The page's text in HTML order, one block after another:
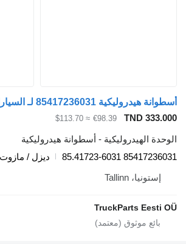
TND
€98.39
≈ $113.70
الهيدروليكية - أسطوانة هيدروليكية
85417236031
ديزل / مازوت
إستونيا، Tallinn
TruckParts Eesti